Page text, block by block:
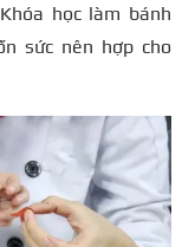
học làm bánh
sức nên hợp cho